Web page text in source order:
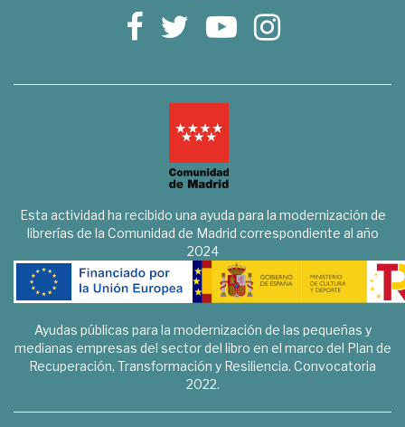
Esta actividad ha recibido una ayuda para la modernización de
librerías de la Comunidad de Madrid correspondiente al año
2024
Ayudas públicas para la modernización de las pequeñas y
medianas empresas del sector del libro en el marco del Plan de
Recuperación, Transformación y Resiliencia. Convocatoria
2022.